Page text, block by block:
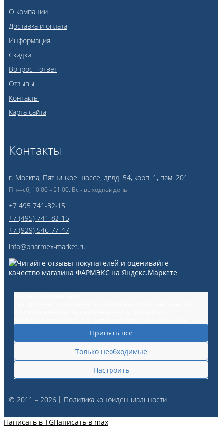
О компании
Доставка и оплата
Информация
Скидки
Вопрос - ответ
Отзывы
Контакты
Карта сайта
Контакты
г. Москва, Пятницкое шоссе, двлд. 54, корп. 1, пом. 201
Пн—сб, 10:00 – 21:00. Вс - выходной день.
+7 495 741-82-15
+7 (495) 741-82-15
+7 (929) 546-77-47
info@pharmex-market.ru
Принять все
Только необходимые
Настроить
© 2011 – 2026 | Политика конфиденциальности
Написать в TGНаписать в max